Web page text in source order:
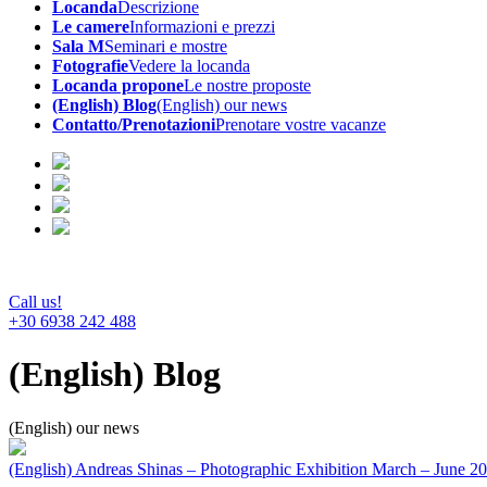
LocandaDescrizione
Le camereInformazioni e prezzi
Sala MSeminari e mostre
FotografieVedere la locanda
Locanda proponeLe nostre proposte
(English) Blog(English) our news
Contatto/PrenotazioniPrenotare vostre vacanze
Call us!
+30 6938 242 488
(English) Blog
(English) our news
(English) Andreas Shinas – Photographic Exhibition March – June